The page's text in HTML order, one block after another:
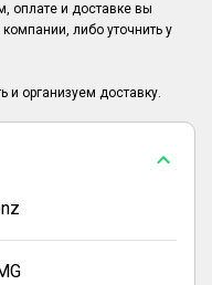
оплате и доставке вы
либо уточнить у